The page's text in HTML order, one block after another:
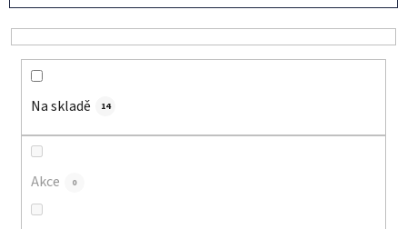
z
e
Na skladě 14
Akce 0